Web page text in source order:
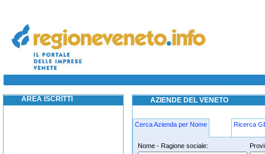
informatica venezia
AREA ISCRITTI AZIENDE DEL VENETO
Cerca Azienda per Nome Ricerca
Nome - Ragione sociale:
informatica venezia